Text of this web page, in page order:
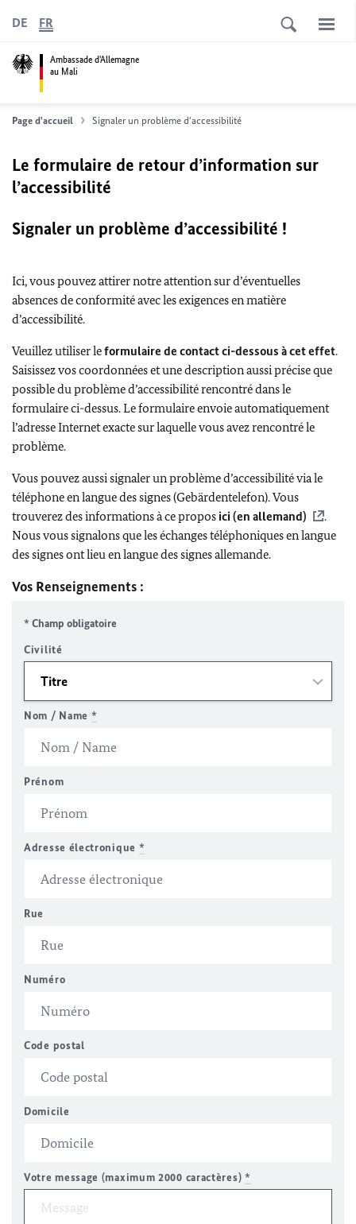
Ambassade d'Allemagne
au Mali
DE FR
Page d'accueil Signaler un problème d'accessibilité
Le formulaire de retour d’information sur
l’accessibilité
Signaler un problème d’accessibilité !
Ici, vous pouvez attirer notre attention sur d’éventuelles
absences de conformité avec les exigences en matière
d’accessibilité.
Veuillez utiliser leformulaire de contact ci-dessous à cet effet.
Saisissez vos coordonnées et une description aussi précise que
possible du problème d’accessibilité rencontré dans le
formulaire ci-dessus. Le formulaire envoie automatiquement
l’adresse Internet exacte sur laquelle vous avez rencontré le
problème.
Vous pouvez aussi signaler un problème d’accessibilité via le
téléphone en langue des signes (Gebärdentelefon). Vous
trouverez des informations à ce propos ici (en allemand)
.
Nous vous signalons que les échanges téléphoniques en langue
des signes ont lieu en langue des signes allemande.
Vos Renseignements :
* Champ obligatoire
Civilité
Nom / Name *
Prénom
Adresse électronique *
Rue
Numéro
Code postal
Domicile
Votre message (maximum 2000 caractères) *